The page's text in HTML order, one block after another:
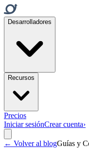
Desarrolladores
Recursos
Precios
Iniciar sesiónCrear cuenta›
← Volver al blogGuías y